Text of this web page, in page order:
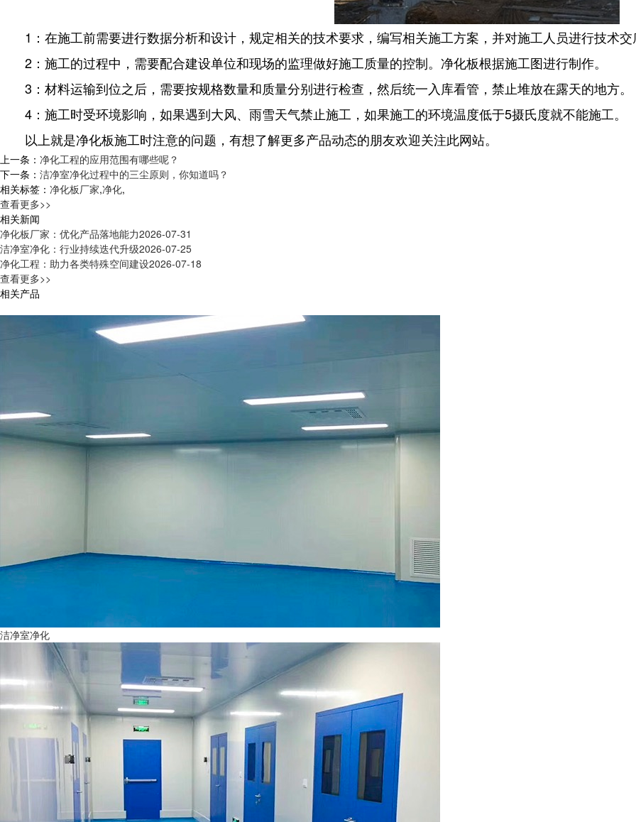
1：在施工前需要进行数据分析和设计，规定相关的技术要求，编写相关施工方案，并对施工人员进行技术
2：施工的过程中，需要配合建设单位和现场的监理做好施工质量的控制。净化板根据施工图进行制作。
3：材料运输到位之后，需要按规格数量和质量分别进行检查，然后统一入库看管，禁止堆放在露天的地方。
4：施工时受环境影响，如果遇到大风、雨雪天气禁止施工，如果施工的环境温度低于5摄氏度就不能施工。
以上就是净化板施工时注意的问题，有想了解更多产品动态的朋友欢迎关注此网站。
上一条： 净化工程的应用范围有哪些呢？
下一条： 洁净室净化过程中的三尘原则，你知道吗？
相关标签： 净化板厂家,净化,
查看更多>>
相关新闻
净化板厂家：优化产品落地能力2026-07-31
洁净室净化：行业持续迭代升级2026-07-25
净化工程：助力各类特殊空间建设2026-07-18
查看更多>>
相关产品
洁净室净化